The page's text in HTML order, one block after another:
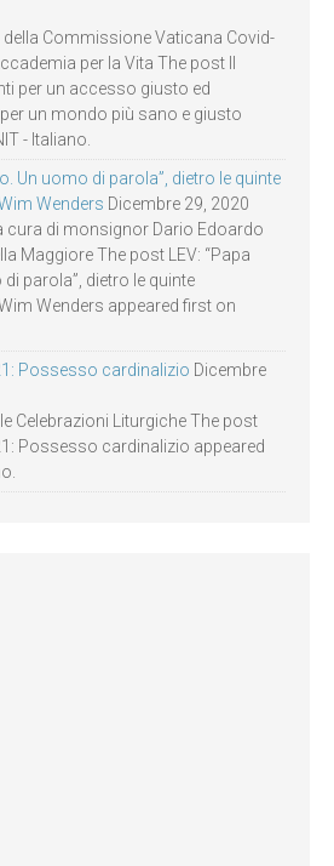
Commissione Vaticana Covid-
per la Vita The post Il
per un accesso giusto ed
un mondo più sano e giusto
- Italiano.
Un uomo di parola”, dietro le quinte
Wenders Dicembre 29, 2020
di monsignor Dario Edoardo
Maggiore The post LEV: “Papa
parola”, dietro le quinte
Wenders appeared first on
Possesso cardinalizio Dicembre
Celebrazioni Liturgiche The post
Possesso cardinalizio appeared